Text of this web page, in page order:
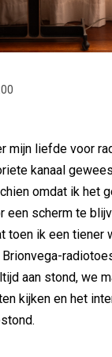
mijn liefde voor
kanaal
omdat ik het
een scherm te
toen ik een tiener
aan stond, we
kijken en het